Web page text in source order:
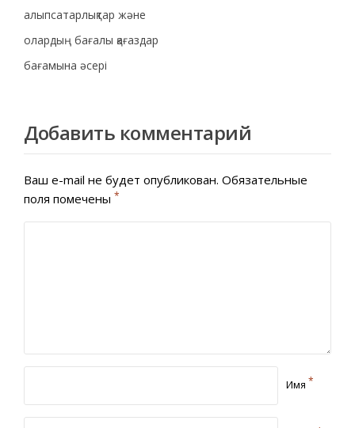
алыпсатарлықтар және
олардың бағалы қағаздар
бағамына әсері
Добавить комментарий
Ваш e-mail не будет опубликован. Обязательные
поля помечены *
Имя *